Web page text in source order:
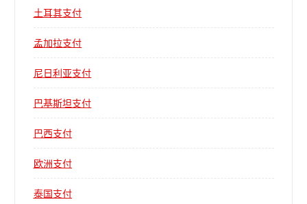
土耳其支付
孟加拉支付
尼日利亚支付
巴基斯坦支付
巴西支付
欧洲支付
泰国支付